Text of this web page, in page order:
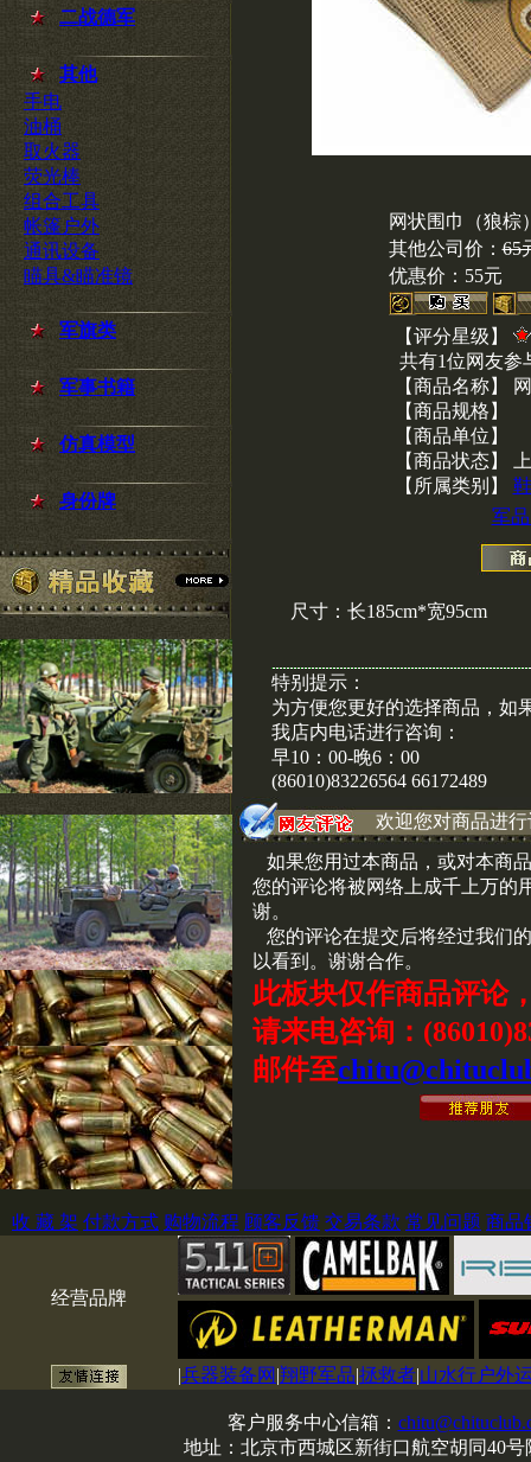
二战德军
其他
手电
油桶
取火器
荧光棒
组合工具
帐篷户外
通讯设备
瞄具&瞄准镜
军旗类
军事书籍
仿真模型
身份牌
网状围巾（狼棕
其他公司价：65
优惠价： 55元
【评分星级】
共有1位网友参
【商品名称】
【商品规格】
【商品单位】
【商品状态】
【所属类别】
军
尺寸：长185cm*宽95cm
特别提示：
为方便您更好的选择商品，如
我店内电话进行咨询：
早10：00-晚6：00
(86010)83226564 66172489
欢迎您对商品进
如果您用过本商品，或对本商
您的评论将被网络上成千上万的
谢。
您的评论在提交后将经过我们
以看到。谢谢合作。
此板块仅作商品评论
请来电咨询：
邮件至
收 藏 架 付款方式 购物流程 顾客反馈 交易条款 常见问题 商品
经营品牌
|兵器装备网 |翔野军品|拯救者|山水行户外
客户服务中心信箱：
地址：北京市西城区新街口航空胡同40